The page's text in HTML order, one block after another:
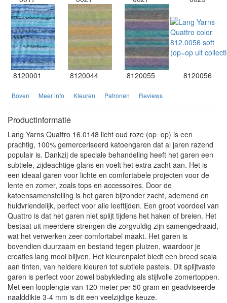
8120001 8120044 8120055 8120056
Boven Meer info Kleuren Patronen Reviews
Productinformatie
Lang Yarns Quattro 16.0148 licht oud roze (op=op) is een
prachtig, 100% gemerceriseerd katoengaren dat al jaren razend
populair is. Dankzij de speciale behandeling heeft het garen een
subtiele, zijdeachtige glans en voelt het extra zacht aan. Het is
een ideaal garen voor lichte en comfortabele projecten voor de
lente en zomer, zoals tops en accessoires. Door de
katoensamenstelling is het garen bijzonder zacht, ademend en
huidvriendelijk, perfect voor alle leeftijden. Een groot voordeel van
Quattro is dat het garen niet splijt tijdens het haken of breien. Het
bestaat uit meerdere strengen die zorgvuldig zijn samengedraaid,
wat het verwerken zeer comfortabel maakt. Het garen is
bovendien duurzaam en bestand tegen pluizen, waardoor je
creaties lang mooi blijven. Het kleurenpalet biedt een breed scala
aan tinten, van heldere kleuren tot subtiele pastels. Dit splijtvaste
garen is perfect voor zowel babykleding als stijlvolle zomertoppen.
Met een looplengte van 120 meter per 50 gram en geadviseerde
naalddikte 3-4 mm is dit een veelzijdige keuze.